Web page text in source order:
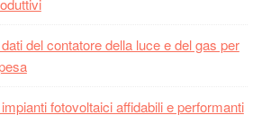
del contatore della luce e del gas per
fotovoltaici affidabili e performanti